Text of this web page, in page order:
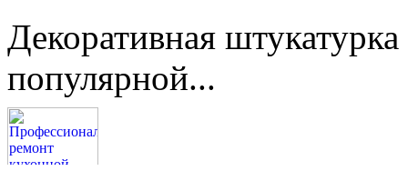
Декоративная
популярной...